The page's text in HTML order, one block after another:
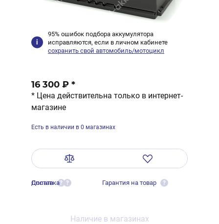
95% ошибок подбора аккумулятора
исправляются, если в личном кабинете
сохранить свой автомобиль/мотоцикл
16 300 ₽ *
* Цена действительна только в интернет-
магазине
Есть в наличии в 0 магазинах
Оплата ?
Доставка ? Гарантия на товар ?
Наличие в магазинах